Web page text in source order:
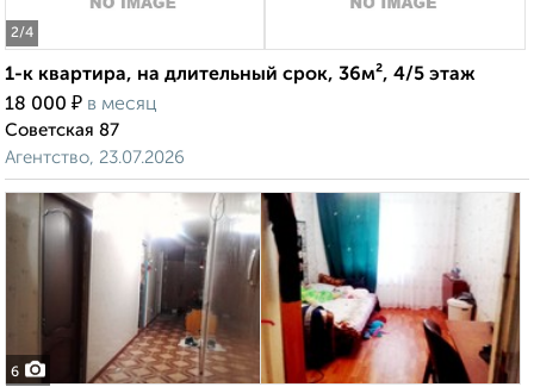
2/4
1-к квартира, на длительный срок, 36м², 4/5 этаж
18 000 ₽ в месяц
Советская 87
Агентство, 23.07.2026
6